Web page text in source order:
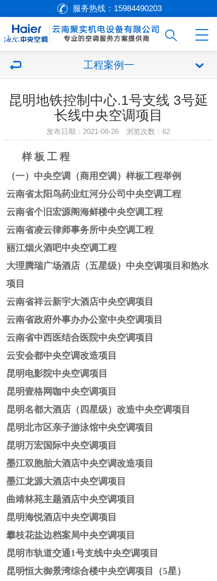
服务热线： 15984490203
工程案例一
昆明地铁控制中心.1号支线 3号延
长线中央空调项目
发布日期：2021-08-26 浏览次数： 62
样 板 工 程
（一） 中央空调（商用空调）样板工程举例
云南省太阳鸟药业红河分公司中央空调工程
云南省个旧宏源阁海鲜楼中央空调工程
云南省凌云律师事务所中央空调工程
丽江烟火酒吧中央空调工程
大理腾瑞广场酒店（五星级）中央空调项目和热水
项目
云南省祥云新宇大酒店中央空调项目
云南省政府外事办办公室中央空调项目
云南省中西医结合医院中央空调项目
云安会都中央空调改造项目
昆明电影院中央空调项目
昆明壹格网咖中央空调项目
昆明名都大酒店（四星级）改造中央空调项目
昆明北市区亲子游泳馆中央空调项目
昆明万宏国际中央空调项目
墨江双胞胎大酒店中央空调改造项目
墨江龙源大酒店中央空调项目
曲靖林苑主题酒店中央空调项目
昆明海悦酒店中央空调项目
攀枝花盐边档案局中央空调项目
昆明市轨道交通1号支线中央空调项目
昆明恒大御景湾综合楼中央空调项目（5星）